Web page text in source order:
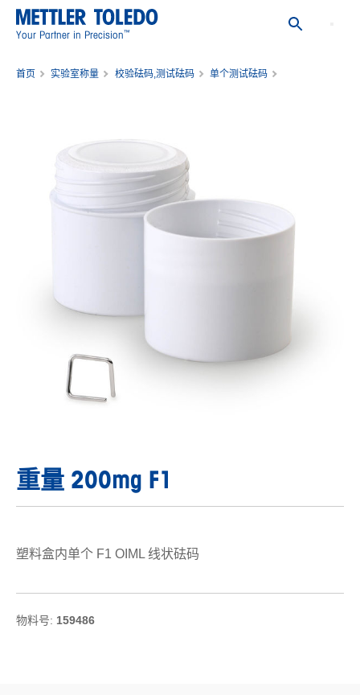
Your Partner in Precision™
首页 实验室称量 校验砝码,测试砝码
单个测试砝码
重量 200mg F1
塑料盒内单个 F1 OIML 线状砝码
物料号: 159486